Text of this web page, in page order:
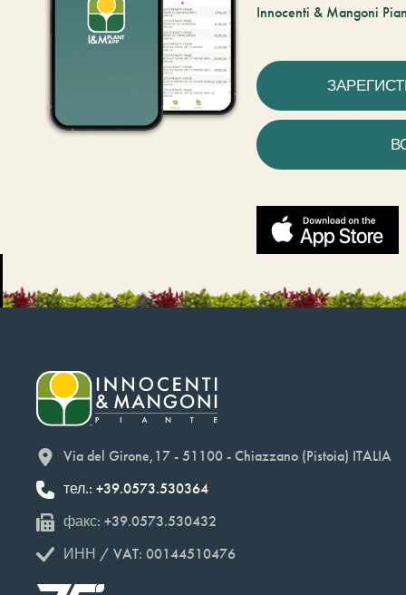
Innocenti & Mangoni
Via del Girone,17 - 51100 - Chiazzano (Pistoia) ITALIA
тел.: +39.0573.530364
факс: +39.0573.530432
ИНН / VAT: 00144510476